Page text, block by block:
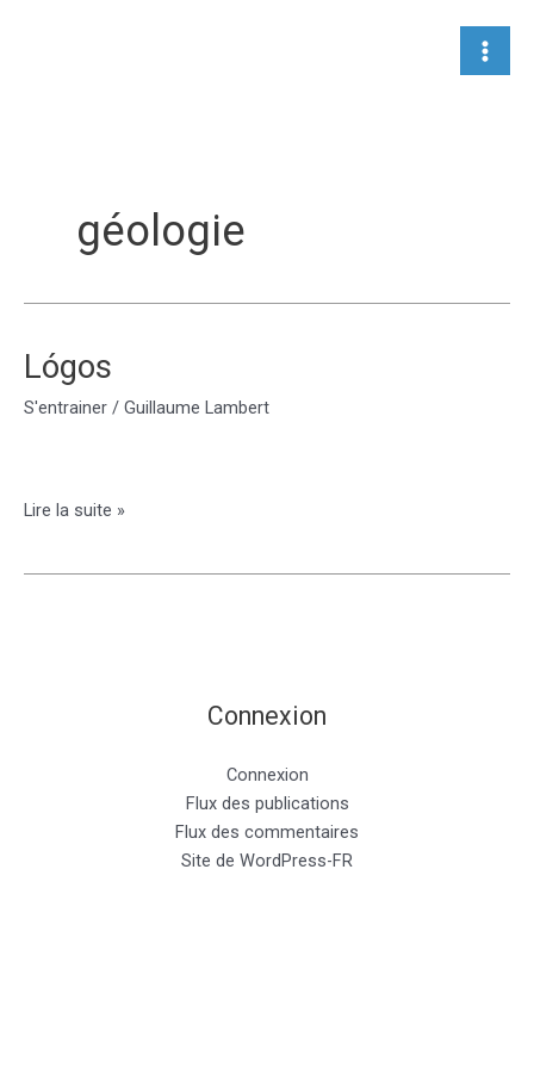
géologie
Lógos
S'entrainer / Guillaume Lambert
Lógos
Lire la suite »
Connexion
Connexion
Flux des publications
Flux des commentaires
Site de WordPress-FR